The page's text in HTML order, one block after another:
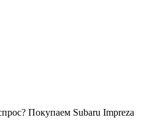
Покупаем Subaru Impreza